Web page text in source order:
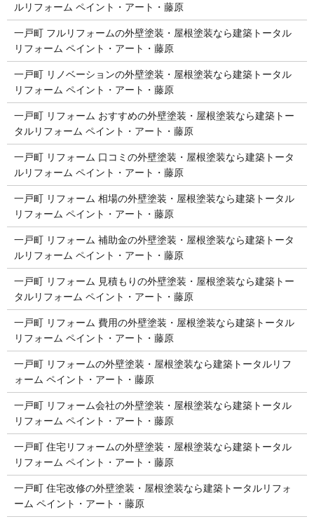
ルリフォーム ペイント・アート・藤原
一戸町 フルリフォームの外壁塗装・屋根塗装なら建築トータル
リフォーム ペイント・アート・藤原
一戸町 リノベーションの外壁塗装・屋根塗装なら建築トータル
リフォーム ペイント・アート・藤原
一戸町 リフォーム おすすめの外壁塗装・屋根塗装なら建築トー
タルリフォーム ペイント・アート・藤原
一戸町 リフォーム 口コミの外壁塗装・屋根塗装なら建築トータ
ルリフォーム ペイント・アート・藤原
一戸町 リフォーム 相場の外壁塗装・屋根塗装なら建築トータル
リフォーム ペイント・アート・藤原
一戸町 リフォーム 補助金の外壁塗装・屋根塗装なら建築トータ
ルリフォーム ペイント・アート・藤原
一戸町 リフォーム 見積もりの外壁塗装・屋根塗装なら建築トー
タルリフォーム ペイント・アート・藤原
一戸町 リフォーム 費用の外壁塗装・屋根塗装なら建築トータル
リフォーム ペイント・アート・藤原
一戸町 リフォームの外壁塗装・屋根塗装なら建築トータルリフ
ォーム ペイント・アート・藤原
一戸町 リフォーム会社の外壁塗装・屋根塗装なら建築トータル
リフォーム ペイント・アート・藤原
一戸町 住宅リフォームの外壁塗装・屋根塗装なら建築トータル
リフォーム ペイント・アート・藤原
一戸町 住宅改修の外壁塗装・屋根塗装なら建築トータルリフォ
ーム ペイント・アート・藤原